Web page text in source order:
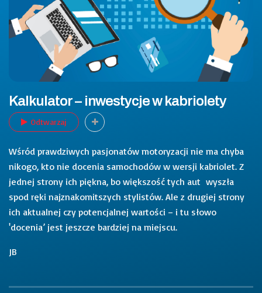
Kalkulator – inwestycje w kabriolety
Odtwarzaj
Wśród prawdziwych pasjonatów motoryzacji nie ma chyba
nikogo, kto nie docenia samochodów w wersji kabriolet. Z
jednej strony ich piękna, bo większość tych aut wyszła
spod ręki najznakomitszych stylistów. Ale z drugiej strony
ich aktualnej czy potencjalnej wartości – i tu słowo
'docenia’ jest jeszcze bardziej na miejscu.
JB